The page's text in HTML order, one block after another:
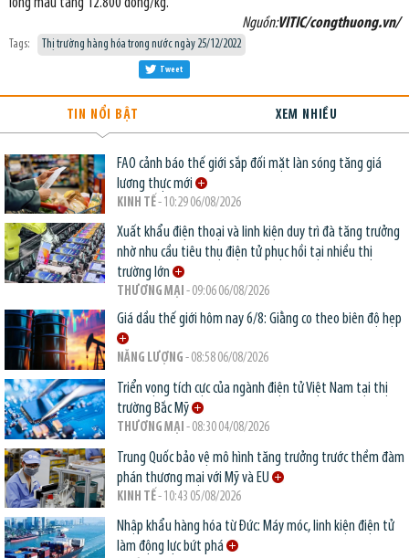
lông mầu tăng 12.800 đồng/kg.
Nguồn:VITIC/congthuong.vn/
Tags: Thị trường hàng hóa trong nước ngày 25/12/2022
Tweet
TIN NỔI BẬT XEM NHIỀU
FAO cảnh báo thế giới sắp đối mặt làn sóng tăng giá
lương thực mới
KINH TẾ- 10:29 06/08/2026
Xuất khẩu điện thoại và linh kiện duy trì đà tăng trưởng
nhờ nhu cầu tiêu thụ điện tử phục hồi tại nhiều thị
trường lớn
THƯƠNG MẠI - 09:06 06/08/2026
Giá dầu thế giới hôm nay 6/8: Giằng co theo biên độ hẹp
NĂNG LƯỢNG - 08:58 06/08/2026
Triển vọng tích cực của ngành điện tử Việt Nam tại thị
trường Bắc Mỹ
THƯƠNG MẠI - 08:30 04/08/2026
Trung Quốc bảo vệ mô hình tăng trưởng trước thềm đàm
phán thương mại với Mỹ và EU
KINH TẾ- 10:43 05/08/2026
Nhập khẩu hàng hóa từ Đức: Máy móc, linh kiện điện tử
làm động lực bứt phá